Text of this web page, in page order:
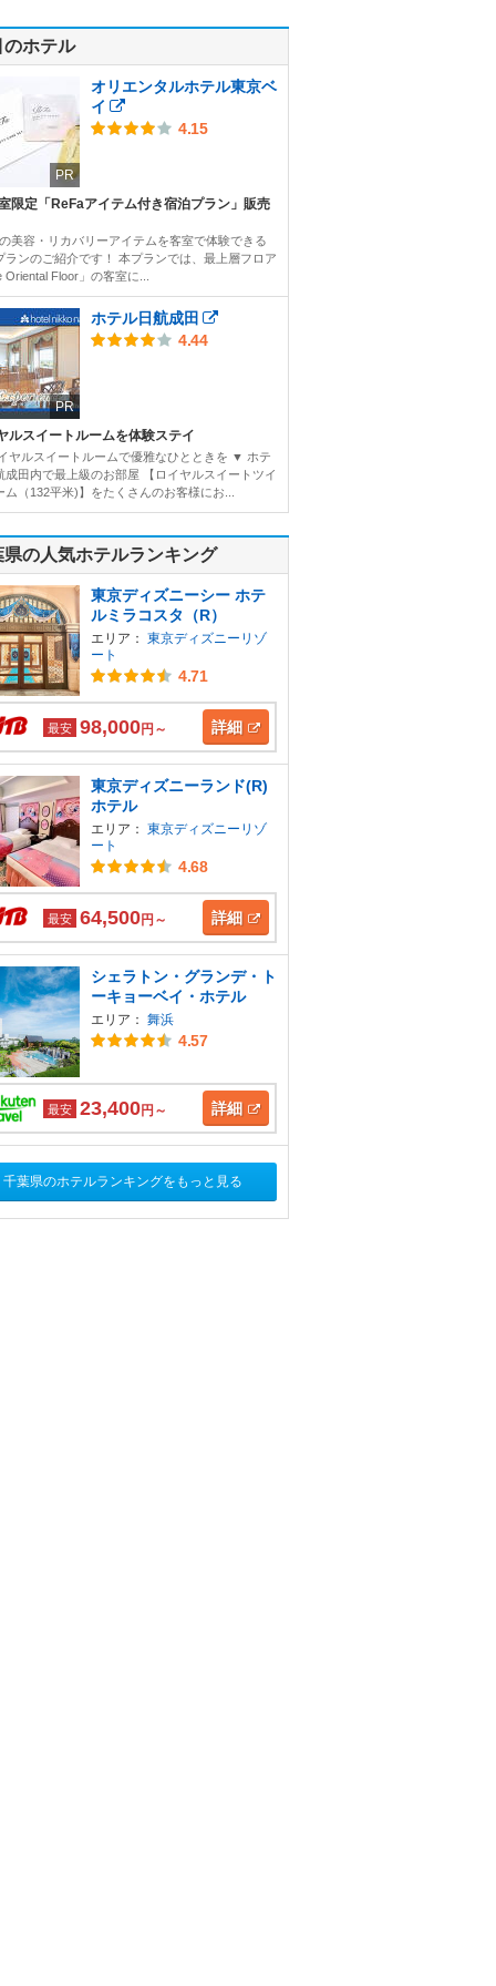
のホテル
PR
オリエンタルホテル東京ベ
イ
4.15
限定「ReFaアイテム付き宿泊プラン」販売
美容・リカバリーアイテムを客室で体験できる
ランのご紹介です！ 本プランでは、最上層フロア
Oriental Floor」の客室に...
PR
ホテル日航成田
4.44
ルスイートルームを体験ステイ
ヤルスイートルームで優雅なひとときを ▼ ホテ
成田内で最上級のお部屋 【ロイヤルスイートツイ
ム（132平米)】をたくさんのお客様にお...
県の人気ホテルランキング
東京ディズニーシー ホテ
ルミラコスタ（R）
エリア： 東京ディズニーリゾ
ート
4.71
最安 98,000円～ 詳細
東京ディズニーランド(R)
ホテル
エリア： 東京ディズニーリゾ
ート
4.68
最安 64,500円～ 詳細
シェラトン・グランデ・ト
ーキョーベイ・ホテル
エリア： 舞浜
4.57
最安 23,400円～ 詳細
千葉県のホテルランキングをもっと見る